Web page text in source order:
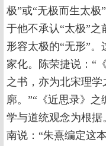
极”或“无极而生太
于他不承认“太极”之
形容太极的“无形”
家化。陈荣捷说：“
之书，亦为北宋理
廓。”“《近思录》
学与道统观念为根
南说：“朱熹编定这